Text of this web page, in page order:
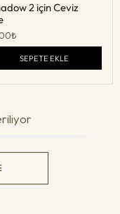
2 için Ceviz
₺
SEPETE EKLE